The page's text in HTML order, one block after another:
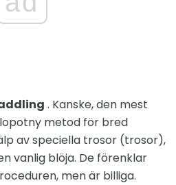
. Kanske, den mest
metod för bred
av speciella trosor (trosor),
vanlig blöja. De förenklar
men är billiga.